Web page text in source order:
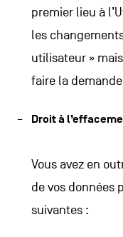
premier lieu à
les
utilisateur »
faire la
Droit à
Vous avez en
de vos données
suivantes :